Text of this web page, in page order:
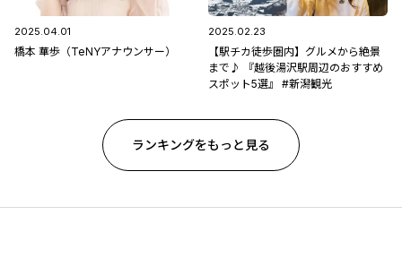
2025.04.01
橋本 華歩（TeNYアナウンサー）
2025.02.23
【駅チカ徒歩圏内】グルメから絶景
まで♪ 『越後湯沢駅周辺のおすすめ
スポット5選』 #新潟観光
ランキングをもっと見る